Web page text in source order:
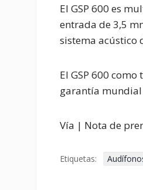
El GSP 600 es
entrada de 3,5
sistema acústico
El GSP 600
garantía mundial
Vía | Nota de
Etiquetas: